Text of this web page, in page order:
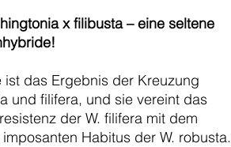
x filibusta – eine seltene
das Ergebnis der Kreuzung
und filifera, und sie vereint das
der W. filifera mit dem
Habitus der W. robusta.